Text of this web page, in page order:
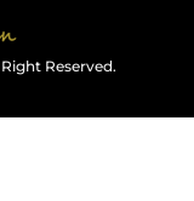
Reserved.